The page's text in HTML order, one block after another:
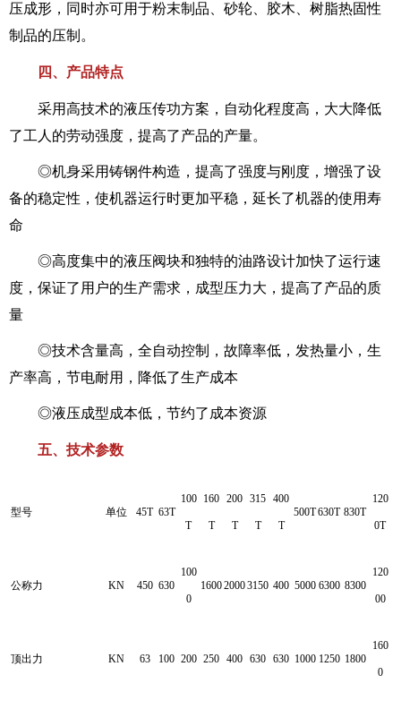
压成形，同时亦可用于粉末制品、砂轮、胶木、树脂热固性
制品的压制。
四、产品特点
采用高技术的液压传功方案，自动化程度高，大大降低
了工人的劳动强度，提高了产品的产量。
◎机身采用铸钢件构造，提高了强度与刚度，增强了设
备的稳定性，使机器运行时更加平稳，延长了机器的使用寿
命
◎高度集中的液压阀块和独特的油路设计加快了运行速
度，保证了用户的生产需求，成型压力大，提高了产品的质
量
◎技术含量高，全自动控制，故障率低，发热量小，生
产率高，节电耐用，降低了生产成本
◎液压成型成本低，节约了成本资源
五、技术参数
型号 单位 45T 63T
100
T
160
T
200
T
315
T
400
T
500T630T 830T
120
0T
公称力 KN 450 630
100
0
160020003150 400 5000 6300 8300
120
00
顶出力 KN 63 100 200 250 400 630 630 1000 1250 1800
160
0